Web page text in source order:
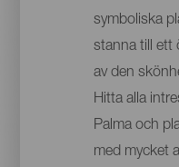
symboliska
stanna till ett
av den
Hitta alla
Palma och
med mycket